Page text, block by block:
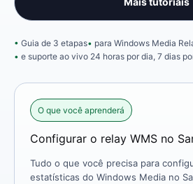
Guia de 3 etapas
para Windows Media
e suporte ao vivo 24 horas por dia, 7 dias
O que você aprenderá
Configurar o relay WMS no
Tudo o que você precisa para
estatísticas do Windows Media no